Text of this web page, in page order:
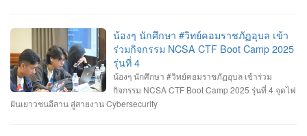
รัตนภักดี MR. SENG SOPHIN นายศตวรรษ วิลามาตย์ ทำคะแนนได้ 500 คะแนน
จบที่อันดับ 9 จาก 13 ทีมที่เข้าร่วมแข่งขันในครั้งนี้ RERU CYBER
HACKATHON#1 2025 จัดโดย คณะเทคโนโลยีสารสนเทศ มหาวิทยาลัยราชภัฏ
ร้อยเอ็ด ร่วมกับสำนักงานคณะกรรมการการรักษาความมั่นคงปลอดภัยไซเบอร์แห่ง
ชาติ (สกมช.) รายการที่ 2. “การแข่งขัน SWU Capture the Flag Competition
2025” เมื่อวันอังคารที่ 1 และ 8 กรกฎาคม 2568 (จัดการแข่งขันในรูปแบบออนไลน์
พระเจ้าอยู่หัว เนื่องในโอกาสมหามงคลเฉลิมพระชนมพรรษา 28 กรกฎาคม 2568 ณ
หอประชุมไพรพะยอม มหาวิทยาลัยราชภัฏอุบลราชธานี โดยมีท่าน รอง
ศาสตราจารย์ธรรมรักษ์ ละอองนวล อธิการบดี เป็นประธานในพิธีถวายพระพร
ชัยมงคลและวางพานพุ่มทอง-พานพุ่มเงิน #คณะวิทยาการคอมพิวเตอร์
#มหาวิทยาลัยแห่งความสุข #มหาวิทยาลัยราชภัฏอุบลราชธานี
น้องๆ นักศึกษา #วิทย์คอมราชภัฏอุบล เข้า
ร่วมกิจกรรม NCSA CTF Boot Camp 2025
รุ่นที่ 4
น้องๆ นักศึกษา #วิทย์คอมราชภัฏอุบล เข้าร่วม
กิจกรรม NCSA CTF Boot Camp 2025 รุ่นที่ 4 จุดไฟ
ฝันเยาวชนอีสาน สู่สายงาน Cybersecurity